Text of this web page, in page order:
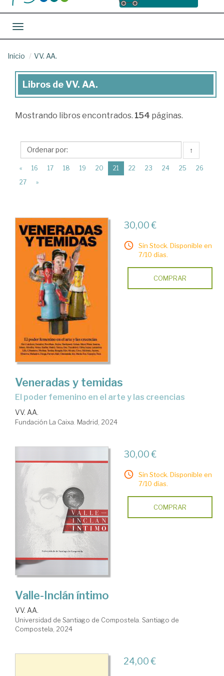
Toggle navigation
Inicio VV. AA.
Libros
VV.
Libros de VV. AA.
Mostrando libros encontrados. 154 páginas.
↑
« 16 17 18 19 20 21 (current)
22 23 24 25
26
27
»
30,00 €
Sin Stock. Disponible en
7/10 días.
COMPRAR
Veneradas y temidas
el poder femenino en el arte y las creencias
VV. AA.
Fundación La Caixa. Madrid, 2024
30,00 €
Sin Stock. Disponible en
7/10 días.
COMPRAR
Valle-Inclán íntimo
VV. AA.
Universidad de Santiago de Compostela. Santiago de
Compostela, 2024
24,00 €